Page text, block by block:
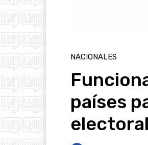
NACIONALES
países
electoral